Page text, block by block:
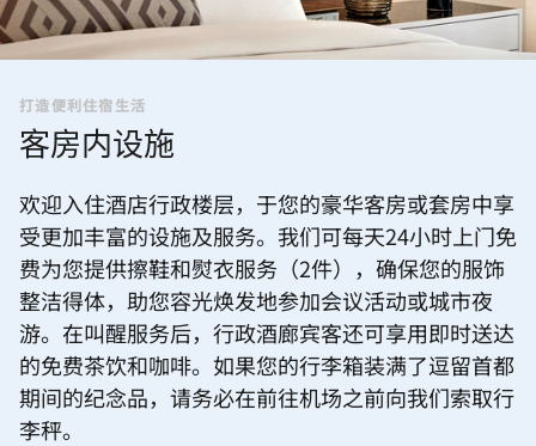
打造便利住宿生活
客房内设施
欢迎入住酒店行政楼层，于您的豪华客房或套房中享
受更加丰富的设施及服务。我们可每天24小时上门免
费为您提供擦鞋和熨衣服务（2件），确保您的服饰
整洁得体，助您容光焕发地参加会议活动或城市夜
游。在叫醒服务后，行政酒廊宾客还可享用即时送达
的免费茶饮和咖啡。如果您的行李箱装满了逗留首都
期间的纪念品，请务必在前往机场之前向我们索取行
李秤。